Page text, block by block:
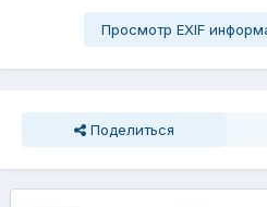
Просмотр EXIF
Поделиться